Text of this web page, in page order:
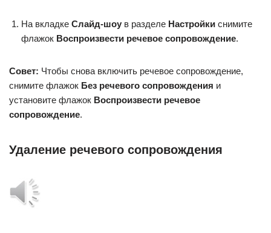
На вкладке Слайд-шоу в разделе Настройки снимите
флажок Воспроизвести речевое сопровождение.
Совет: Чтобы снова включить речевое сопровождение,
снимите флажок Без речевого сопровождения и
установите флажок Воспроизвести речевое
сопровождение.
Удаление речевого сопровождения